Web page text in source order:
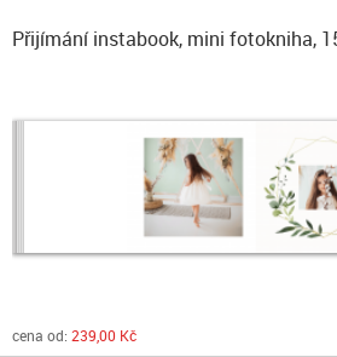
Přijímání instabook, mini fotokniha,
cena od: 239,00 Kč